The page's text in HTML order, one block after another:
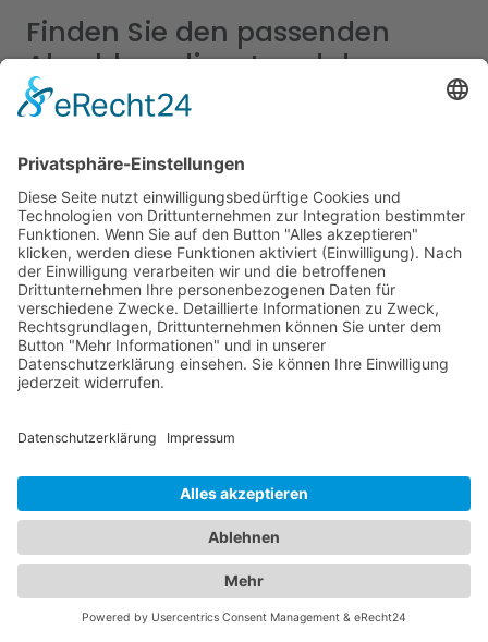
Finden Sie den passenden
Abschleppdienst und das
ideale Hotel - Unser
möglich
In unserem umfassenden Branchenportal finden
Sie nicht nur alle Informationen rund um
zuverlässige Abschleppdienste, sondern auch
detaillierte Einblicke in erstklassige Hotels. Wir
bieten Ihnen eine vielseitige Plattform, um sowohl
Ihre Mobilität im Straßenverkehr als auch Ihren
Komfort während des Aufenthalts in einemHotel
Waal, Schwaben
Ihrer Region. Unsere Datenbank enthält eine
Falle einer Fahrzeugpanne oder eines Unfalls
schnell und effizient helfen. Informieren Sie sich
über ihre Dienstleistungen, Erreichbarkeit und
Kundenerfahrungen, um die beste Wahl für Ihre
Bedürfnisse zu treffen. Gleichzeitig bieten wir Ihnen
umfangreiche Informationen zu erstklassigen